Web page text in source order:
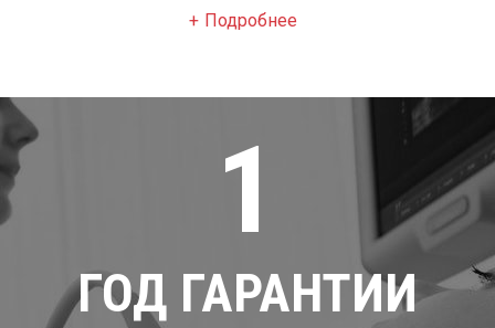
Подробнее
1
ГОД ГАРАНТИИ